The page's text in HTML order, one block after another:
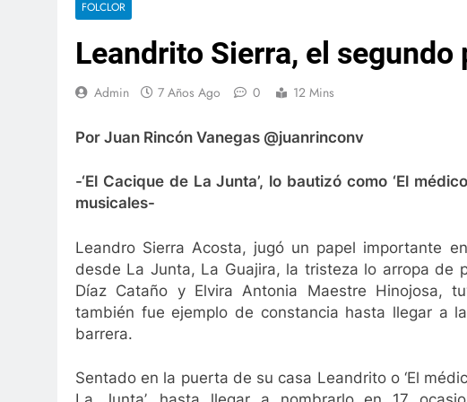
3 Años Ago
Más inversión y apoyo para la seguridad ciudadana
3 Años Ago
2 Semanas Ago
legislativo para fortalecer seguridad
Qué hacer para ser felices
2 Años Ago
Así fueron las
2 Años Ago
Prorrogada la intervención al Hospital San Andrés de
2 Años Ago
Más inversión y apoyo para la seguridad ciudadana
FOLCLOR
Leandrito Sierra, el segundo
Admin 7 Años Ago 0 12 Mins
Por Juan Rincón Vanegas
-‘El Cacique de La Junta’, lo bautizó como ‘El
musicales-
Leandro Sierra Acosta, jugó un papel importante
desde La Junta, La Guajira, la tristeza lo arropa de
Díaz Cataño y Elvira Antonia Maestre Hinojosa,
también fue ejemplo de constancia hasta llegar a
barrera.
Sentado en la puerta de su casa Leandrito o ‘El